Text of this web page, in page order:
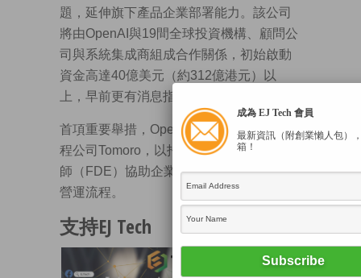
題，延伸旗下產品企業部署能力。該公司
將由OpenAI與19間全球投資機構、顧問公
司與系統集成商組成合作關係，初始啟動
資金高達40億美元（約312億港元）以
上，早前更有消息指其估值達100億美元。
首項重要舉措，OpenAI宣布收購AI顧問工
程公司Tomoro，以招攬更多前線部署工程
師（FDE）協助企業把AI從試用導入核心
營運流程。
支持EJ Tech
成為 EJ Tech 會員
最新資訊（附創業懶人包）
箱！